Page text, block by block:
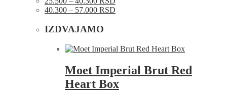
40.300 – 57.000 RSD
IZDVAJAMO
Moet Imperial Brut Red
Heart Box